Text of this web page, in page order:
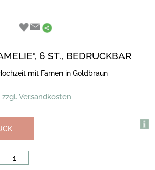
6 ST., BEDRUCKBAR
mit Farnen in Goldbraun
zzgl. Versandkosten